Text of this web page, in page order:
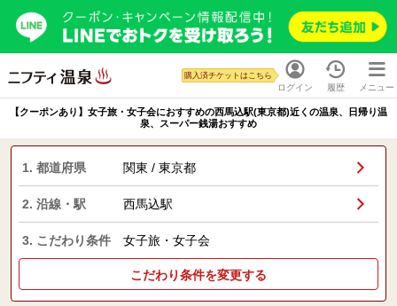
ログイン
購入済チケットはこちら
履歴 メニュー
【クーポンあり】女子旅・女子会におすすめの西馬込駅(東京都)近くの温泉、日帰り温
泉、スーパー銭湯おすすめ
1. 都道府県 関東 / 東京都
2. 沿線・駅 西馬込駅
3. こだわり条件 女子旅・女子会
こだわり条件を変更する